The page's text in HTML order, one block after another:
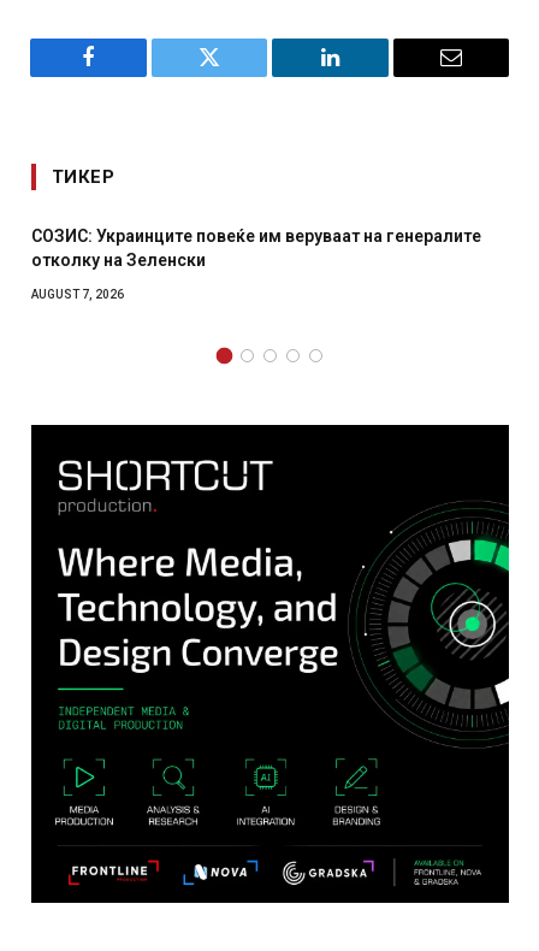
Facebook Twitter LinkedIn Email
ТИКЕР
Украинците повеќе им веруваат на генералите
на Зеленски
7, 2026
Рачна